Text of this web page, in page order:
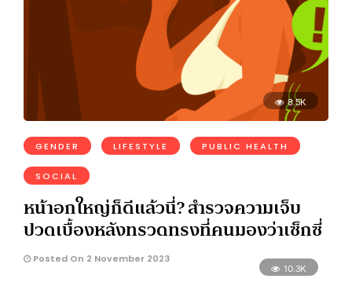
8.5K
GENDER LIFESTYLE PUBLIC HEALTH
SOCIAL
หน้าอกใหญ่ก็ดีแล้วนี่? สำรวจความเจ็บ
ปวดเบื้องหลังทรวดทรงที่คนมองว่าเซ็กซี่
Posted On 2 November 2023
10.3K